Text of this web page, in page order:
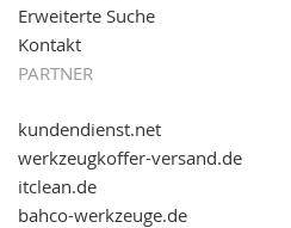
Erweiterte Suche
Kontakt
PARTNER
kundendienst.net
werkzeugkoffer-versand.de
itclean.de
bahco-werkzeuge.de